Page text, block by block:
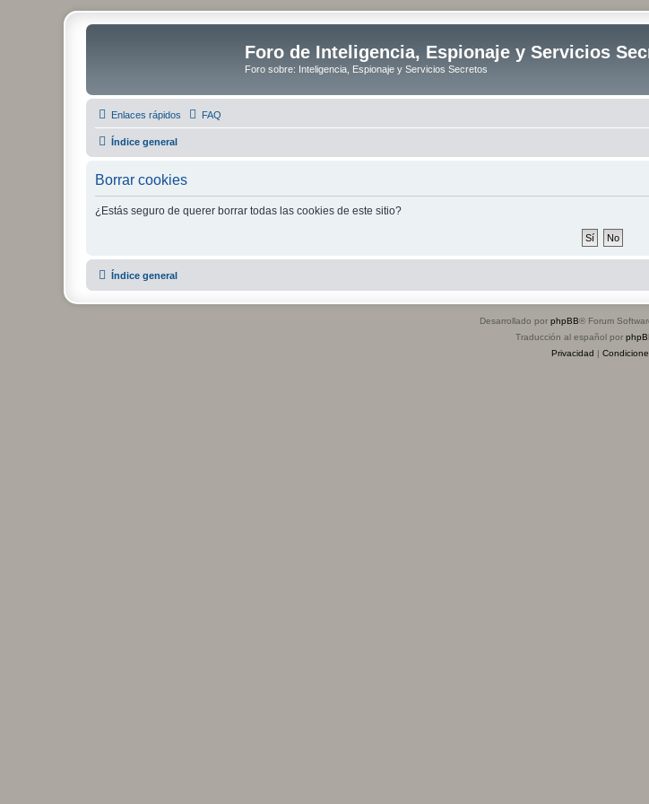
Foro de Inteligencia, Espionaje y Servicios
Foro sobre: Inteligencia, Espionaje y Servicios Secretos
Enlaces rápidos FAQ
Índice general
Borrar cookies
¿Estás seguro de querer borrar todas las cookies de este sitio?
Índice general
Desarrollado por phpBB® Forum
Traducción al español por
Privacidad |